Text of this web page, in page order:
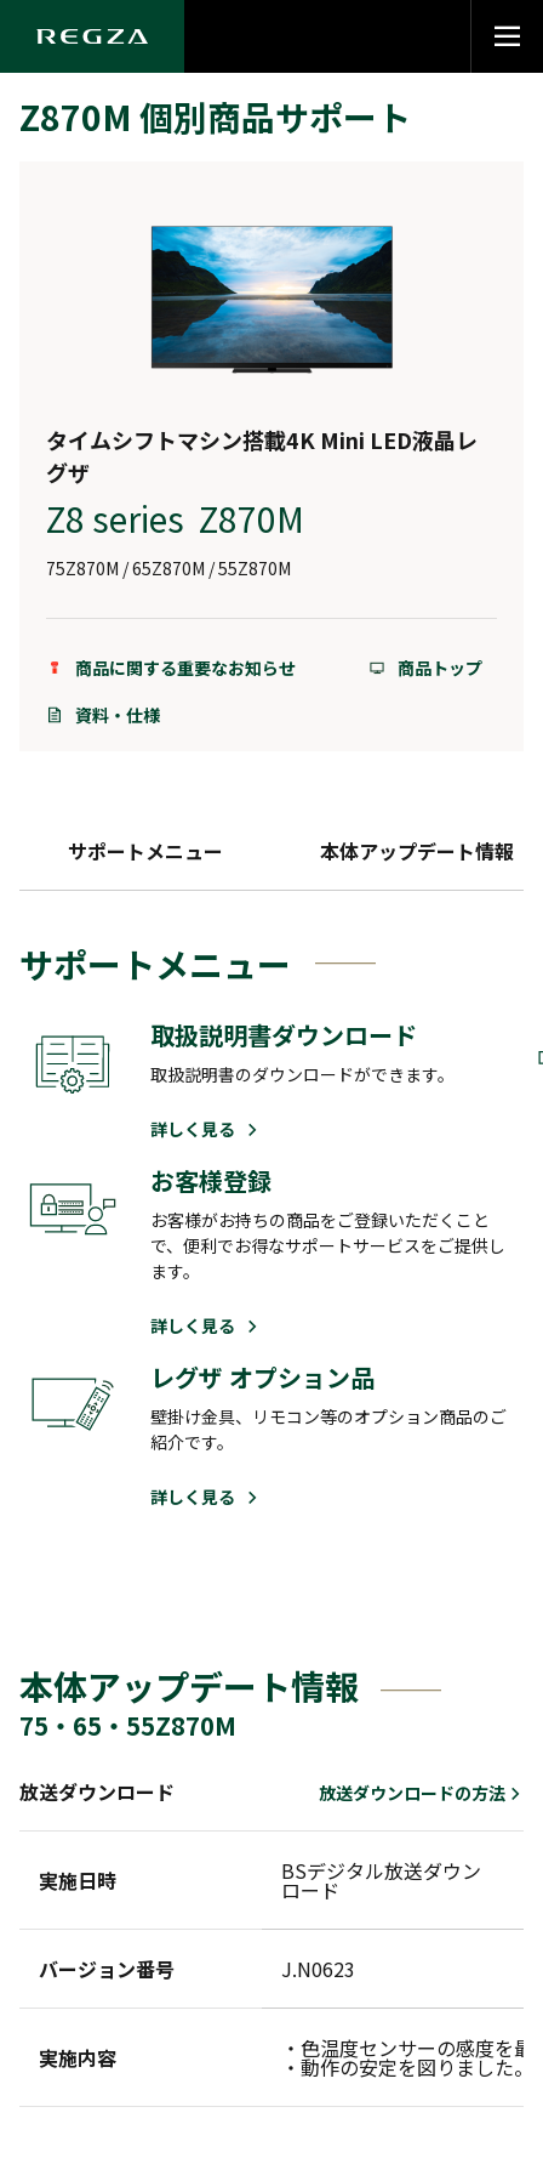
Z870M 個別商品サポート
タイムシフトマシン搭載4K Mini LED液晶レ
グザ
Z8 series Z870M
75Z870M / 65Z870M / 55Z870M
商品に関する重要なお知らせ
商品トップ
資料・仕様
サポートメニュー 本体アップデート情報
サポートメニュー
取扱説明書ダウンロード
取扱説明書のダウンロードができます。
詳しく見る
お客様登録
お客様がお持ちの商品をご登録いただくこと
で、便利でお得なサポートサービスをご提供し
ます。
詳しく見る
レグザ オプション品
壁掛け金具、リモコン等のオプション商品のご
紹介です。
詳しく見る
本体アップデート情報
75・65・55Z870M
放送ダウンロード 放送ダウンロードの方法
実施日時 BSデジタル放送ダウン
ロード
バージョン番号 J.N0623
実施内容 ・色温度センサーの感度を
・動作の安定を図りました。